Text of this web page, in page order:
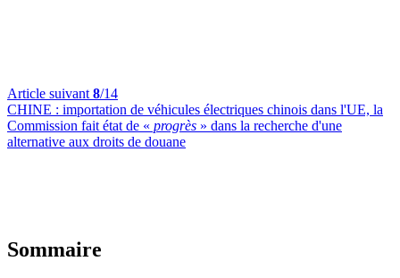
Article suivant 8/14
CHINE : importation de véhicules électriques chinois dans l'UE, la
Commission fait état de « progrès » dans la recherche d'une
alternative aux droits de douane
Sommaire